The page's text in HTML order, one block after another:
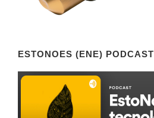
ESTONOES (ENE) PODCAST